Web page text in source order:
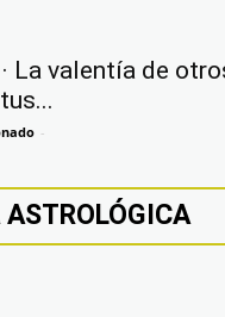
La valentía de
-